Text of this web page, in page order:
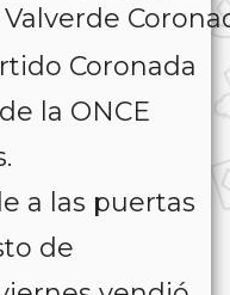
Coronada
la ONCE
a las puertas
de